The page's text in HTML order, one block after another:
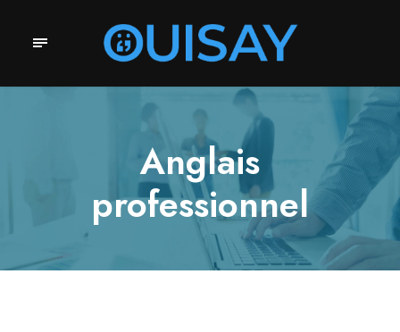
Anglais
professionnel